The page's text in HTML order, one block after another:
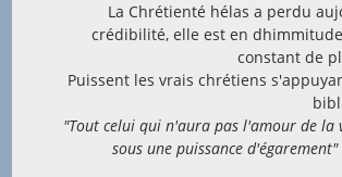
La Chrétienté hélas a perdu
crédibilité, elle est en
constant de
Puissent les vrais chrétiens
"Tout celui qui n'aura pas l'amour de la
sous une puissance d'égarement"